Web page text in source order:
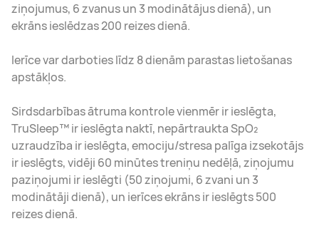
ziņojumus, 6 zvanus un 3 modinātājus dienā), un
ekrāns ieslēdzas 200 reizes dienā.
Ierīce var darboties līdz 8 dienām parastas lietošanas
apstākļos.
Sirdsdarbības ātruma kontrole vienmēr ir ieslēgta,
TruSleep™ ir ieslēgta naktī, nepārtraukta SpO₂
uzraudzība ir ieslēgta, emociju/stresa palīga izsekotājs
ir ieslēgts, vidēji 60 minūtes treniņu nedēļā, ziņojumu
paziņojumi ir ieslēgti (50 ziņojumi, 6 zvani un 3
modinātāji dienā), un ierīces ekrāns ir ieslēgts 500
reizes dienā.